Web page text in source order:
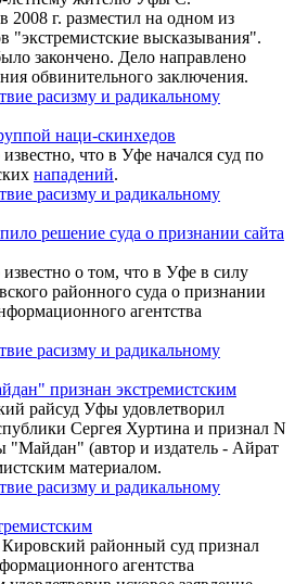
2008 г. разместил на одном из
"экстремистские высказывания".
закончено. Дело направлено
обвинительного заключения.
расизму и радикальному
наци-скинхедов
что в Уфе начался суд по
нападений.
расизму и радикальному
решение суда о признании сайта
о том, что в Уфе в силу
районного суда о признании
агентства
расизму и радикальному
признан экстремистским
райсуд Уфы удовлетворил
Сергея Хуртина и признал N
"Майдан" (автор и издатель - Айрат
материалом.
расизму и радикальному
районный суд признал
агентства